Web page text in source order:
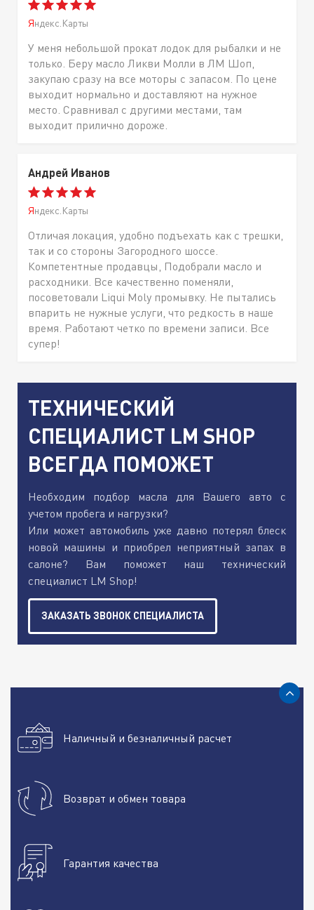
Яндекс.Карты
У меня небольшой прокат лодок для рыбалки и не
только. Беру масло Ликви Молли в ЛМ Шоп,
закупаю сразу на все моторы с запасом. По цене
выходит нормально и доставляют на нужное
место. Сравнивал с другими местами, там
выходит прилично дороже.
Андрей Иванов
Яндекс.Карты
Отличая локация, удобно подъехать как с трешки,
так и со стороны Загородного шоссе.
Компетентные продавцы, Подобрали масло и
расходники. Все качественно поменяли,
посоветовали Liqui Moly промывку. Не пытались
впарить не нужные услуги, что редкость в наше
время. Работают четко по времени записи. Все
супер!
ТЕХНИЧЕСКИЙ
СПЕЦИАЛИСТ LM SHOP
ВСЕГДА ПОМОЖЕТ
Необходим подбор масла для Вашего авто с
учетом пробега и нагрузки?
Или может автомобиль уже давно потерял блеск
новой машины и приобрел неприятный запах в
салоне? Вам поможет наш технический
специалист LM Shop!
ЗАКАЗАТЬ ЗВОНОК СПЕЦИАЛИСТА
Наличный и безналичный расчет
Возврат и обмен товара
Гарантия качества